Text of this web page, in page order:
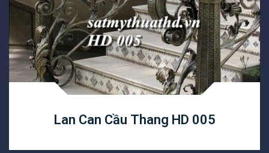
Lan Can Cầu Thang HD 005